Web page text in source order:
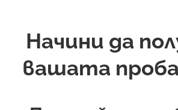
Начини да
вашата